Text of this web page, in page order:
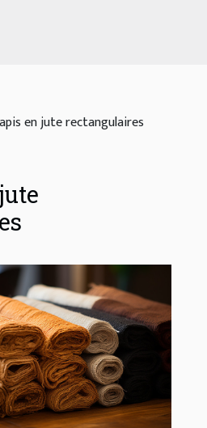
en jute rectangulaires